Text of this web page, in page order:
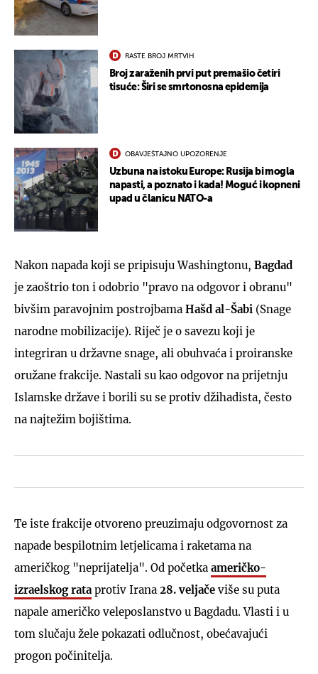
RASTE BROJ MRTVIH
Broj zaraženih prvi put premašio četiri
tisuće: Širi se smrtonosna epidemija
OBAVJEŠTAJNO UPOZORENJE
Uzbuna na istoku Europe: Rusija bi mogla
napasti, a poznato i kada! Moguć i kopneni
upad u članicu NATO-a
Nakon napada koji se pripisuju Washingtonu, Bagdad
je zaoštrio ton i odobrio "pravo na odgovor i obranu"
bivšim paravojnim postrojbama Hašd al-Šabi (Snage
narodne mobilizacije). Riječ je o savezu koji je
integriran u državne snage, ali obuhvaća i proiranske
oružane frakcije. Nastali su kao odgovor na prijetnju
Islamske države i borili su se protiv džihadista, često
na najtežim bojištima.
Te iste frakcije otvoreno preuzimaju odgovornost za
napade bespilotnim letjelicama i raketama na
američkog "neprijatelja". Od početka američko-
izraelskog rata protiv Irana 28. veljače više su puta
napale američko veleposlanstvo u Bagdadu. Vlasti i u
tom slučaju žele pokazati odlučnost, obećavajući
progon počinitelja.